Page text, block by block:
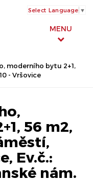
MENU
Select Language ▼
moderního bytu 2+1,
- Vršovice
56 m2,
Ev.č.:
nám.